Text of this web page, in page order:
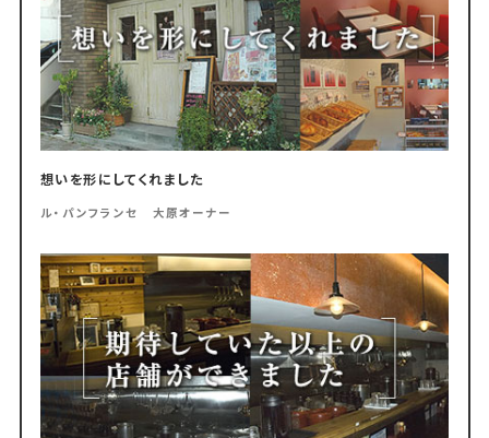
想いを形にしてくれました
ル・パンフランセ 大原オーナー